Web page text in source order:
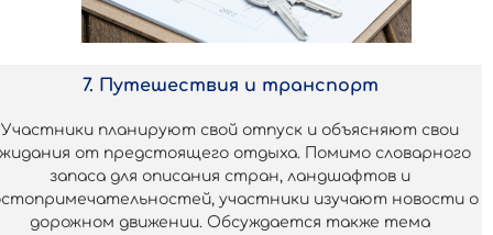
7. Путешествия и транспорт
Участники планируют свой отпуск и объясняют свои
от предстоящего отдыха. Помимо словарного
запаса для описания стран, ландшафтов и
участники изучают новости о
дорожном движении. Обсуждается также тема